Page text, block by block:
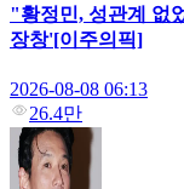
"황정민, 성관계 없
장창'[이주의픽]
2026-08-08 06:13
26.4만